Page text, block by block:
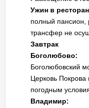
Ужин в
полный пансион,
трансфер не
Завтрак
Боголюбово:
Боголюбовский
Церковь Покрова
погодным
Владимир: